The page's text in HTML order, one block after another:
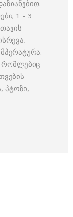
1 – 3
რომლებიც
პტოზი,